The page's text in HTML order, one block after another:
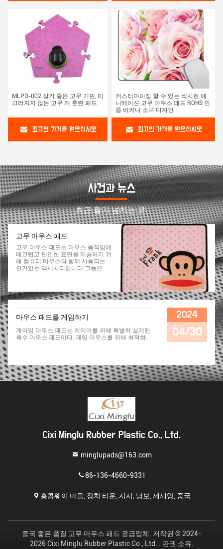
MLPD-002 살기 좋은 고무 기판, 미
끄러지지 않는 고무 개 훈련 패드
최고의 가격을 얻으십시오
커스터마이징 할 수 있는 섹시한 애
니메이션 고무 마우스 패드 ROHS 인
증 비키니 소녀 디자인
최고의 가격을 얻으십시오
사건과 뉴스
최근 활기 넘치는 곳.
고무 마우스 패드
고무 마우스 패드는 마우스 움직임에
매끄럽고 편안한 표면을 제공하기 위
해 컴퓨터 마우스와 함께 사용되는
인기있는 액세서리입니다.그들은 마
작업에. 고무 마우스 패드는 일반적
미끄러지지 않는 기반을 제공하여 패
드가 책상이나 다른 평면 위에 안정
스 패드의 상단 표면은 일반적으로
마우스를 위해 부드럽고 일관된 추적
선: 고무 표면은 훌륭한 견인력을 제
공하며, 이는 정확한 커서 제어에 도
움이되며 마우스 미끄러짐을 줄입니
을 제공하여 긴 시간 동안 편안한 마
무 마우스 패드는 내구성 과 마모 에
대한 저항성 으로 유명 합니다. 모양
용 할 수 있습니다. 호환성: 고무 마우
컴퓨터 설정에 적합합니다. 간편 한
누 와 물 을 사용 하여 더 고집 한 얼
패드를 선택할 때 크기와 두께, 디자
인과 같은 요소를 고려하십시오.그리
수 있습니다..
마우스 패드를 게임하기
게이밍 마우스 패드는 게이머를 위해 특별히 설계된
특수 마우스 패드이다. 게임 마우스를 위해 최적화된
제공합니다.. 게임 마우스 패드의 주요 기능과 이점은
다음과 같습니다. 크기와 두께: 게임 마우스 패드는 일
반적으로 표준 마우스 패드보다 크며 마우스 움직임
대화 옵션 포함패드의 두께도 달라질 수 있으며, 두꺼
운 패드는 더 많은 완충과 편안함을 제공합니다. 부드
러운 표면: 게임 마우스 패드는 일반적으로 최소한의
마찰을 제공하는 부드러운 표면을 가지고 있습니다.
세션 중에 정확하고 정확한 커서 움직임을 보장. 향상
최적화됩니다. 이러한 패드는 일관성 있고 신뢰할 수
임을 방지합니다.이것은 패드가 안정적으로 유지되고
에 대한 엄격 한 조건 에 견딜 수 있도록 설계 되었습
을 견딜 수 있으며, 마모 를 견딜 수 있습니다.청소는
보통 쉽지만, 습한 천으로 간단하게 닦아야 합니다. 사
용자 지정 디자인 및 RGB 조명: 많은 게임 마우스 패
2024
04/30
Cixi Minglu Rubber Plastic Co., Ltd.
minglupads@163.com
86-136-4660-9331
홍콩웨이 마을, 장치 타운, 시시, 닝보, 제재앙, 중국
중국 좋은 품질 고무 마우스 패드 공급업체. 저작권 © 2024-
2026 Cixi Minglu Rubber Plastic Co., Ltd. . 판권 소유.